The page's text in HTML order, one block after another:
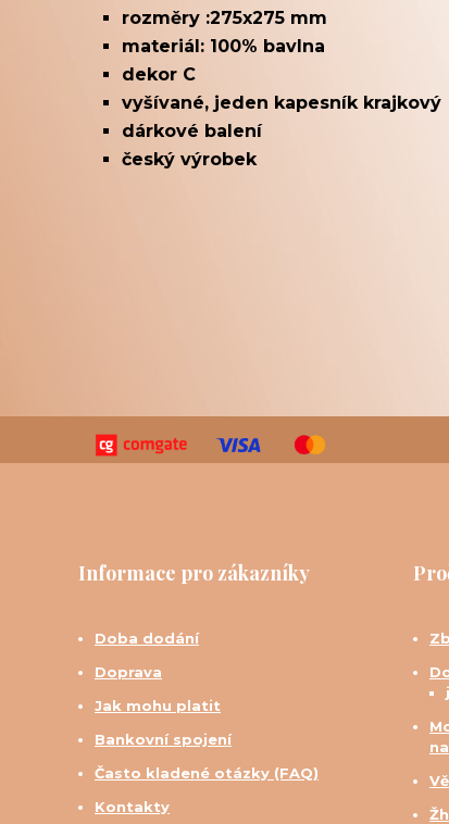
rozměry :275x275 mm
materiál: 100% bavlna
dekor C
vyšívané, jeden kapesník krajkový
dárkové balení
český výrobek
Informace pro zákazníky
Doba dodání
Doprava
Jak mohu platit
Bankovní spojení
Často kladené otázky (FAQ)
Kontakty